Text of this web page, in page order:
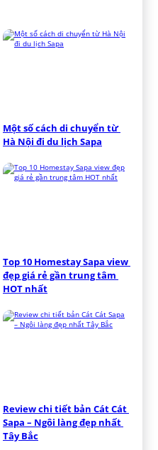
Một số cách di chuyển từ
Hà Nội đi du lịch Sapa
Top 10 Homestay Sapa view
đẹp giá rẻ gần trung tâm
HOT nhất
Review chi tiết bản Cát Cát
Sapa – Ngôi làng đẹp nhất
Tây Bắc